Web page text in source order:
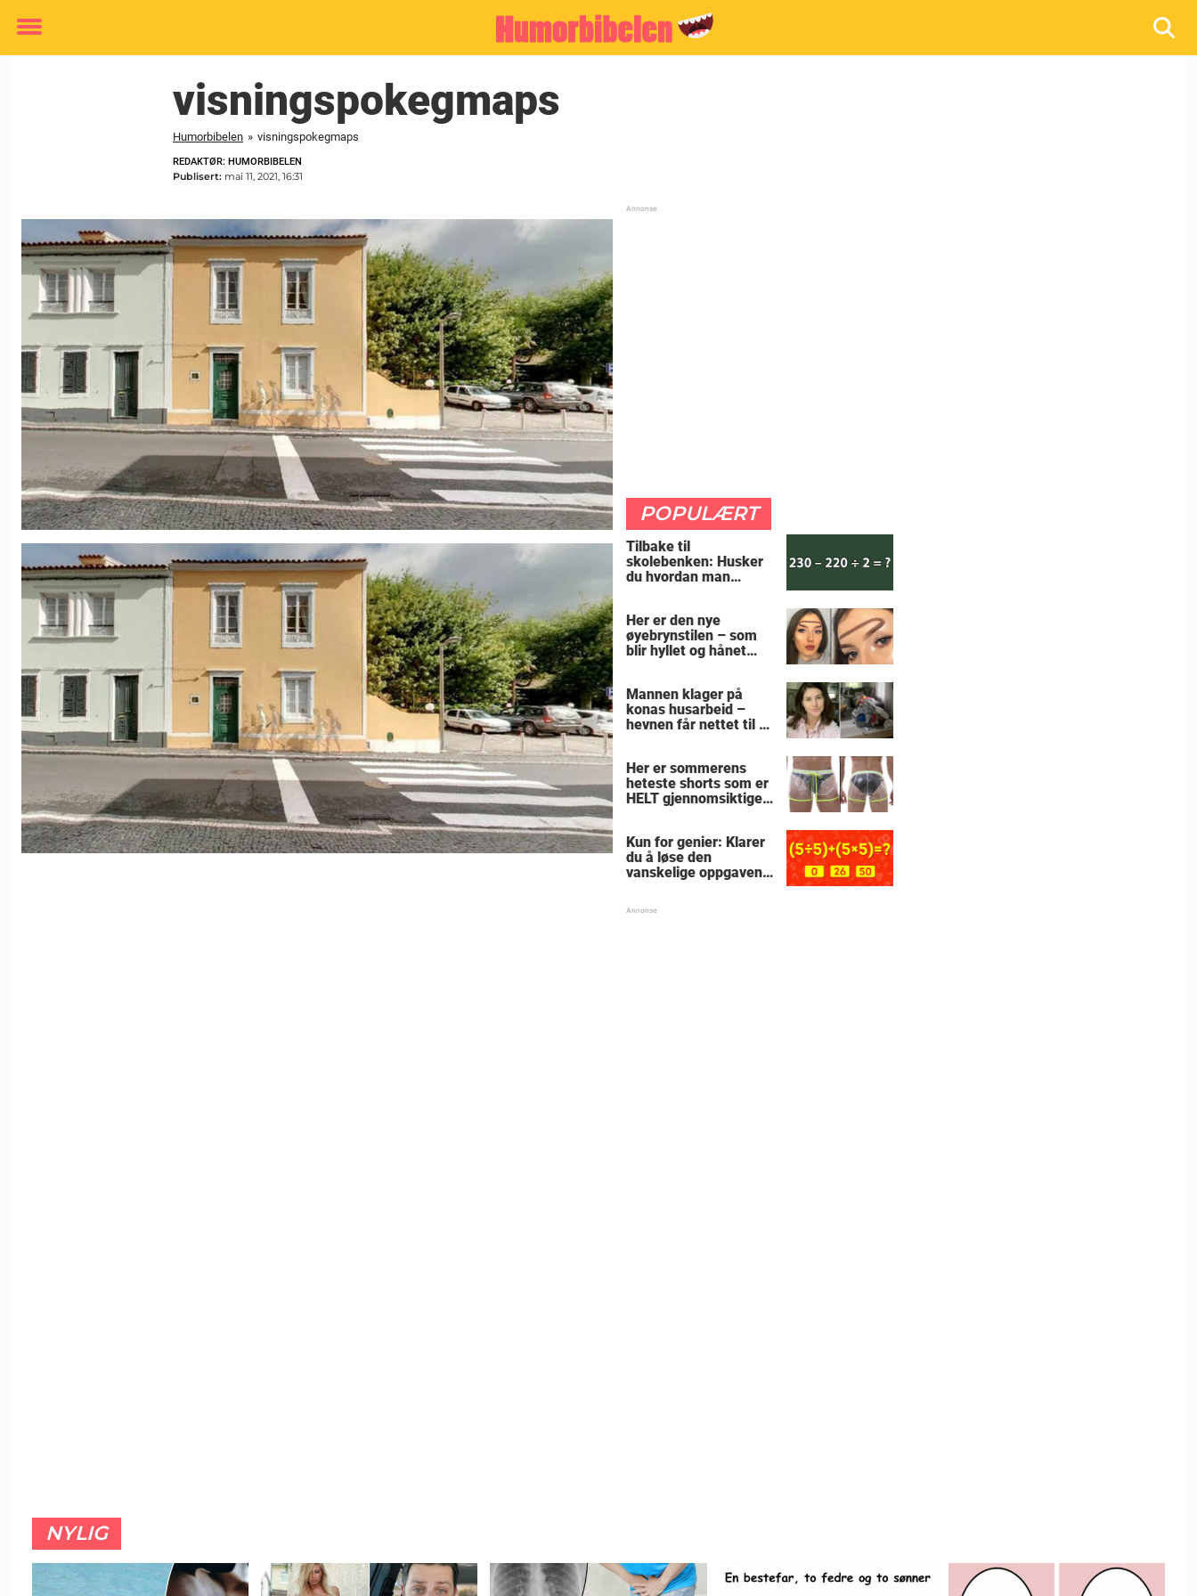
Toggle
visningspokegmaps
Humorbibelen » visningspokegmaps
REDAKTØR: HUMORBIBELEN
Publisert: mai 11, 2021, 16:31
POPULÆRT
Tilbake til
skolebenken: Husker
du hvordan man
Her er den nye
øyebrynstilen – som
blir hyllet og hånet
Mannen klager på
konas husarbeid –
hevnen får nettet til å
Her er sommerens
heteste shorts som er
HELT gjennomsiktige
Kun for genier: Klarer
du å løse den
vanskelige oppgaven
NYLIG